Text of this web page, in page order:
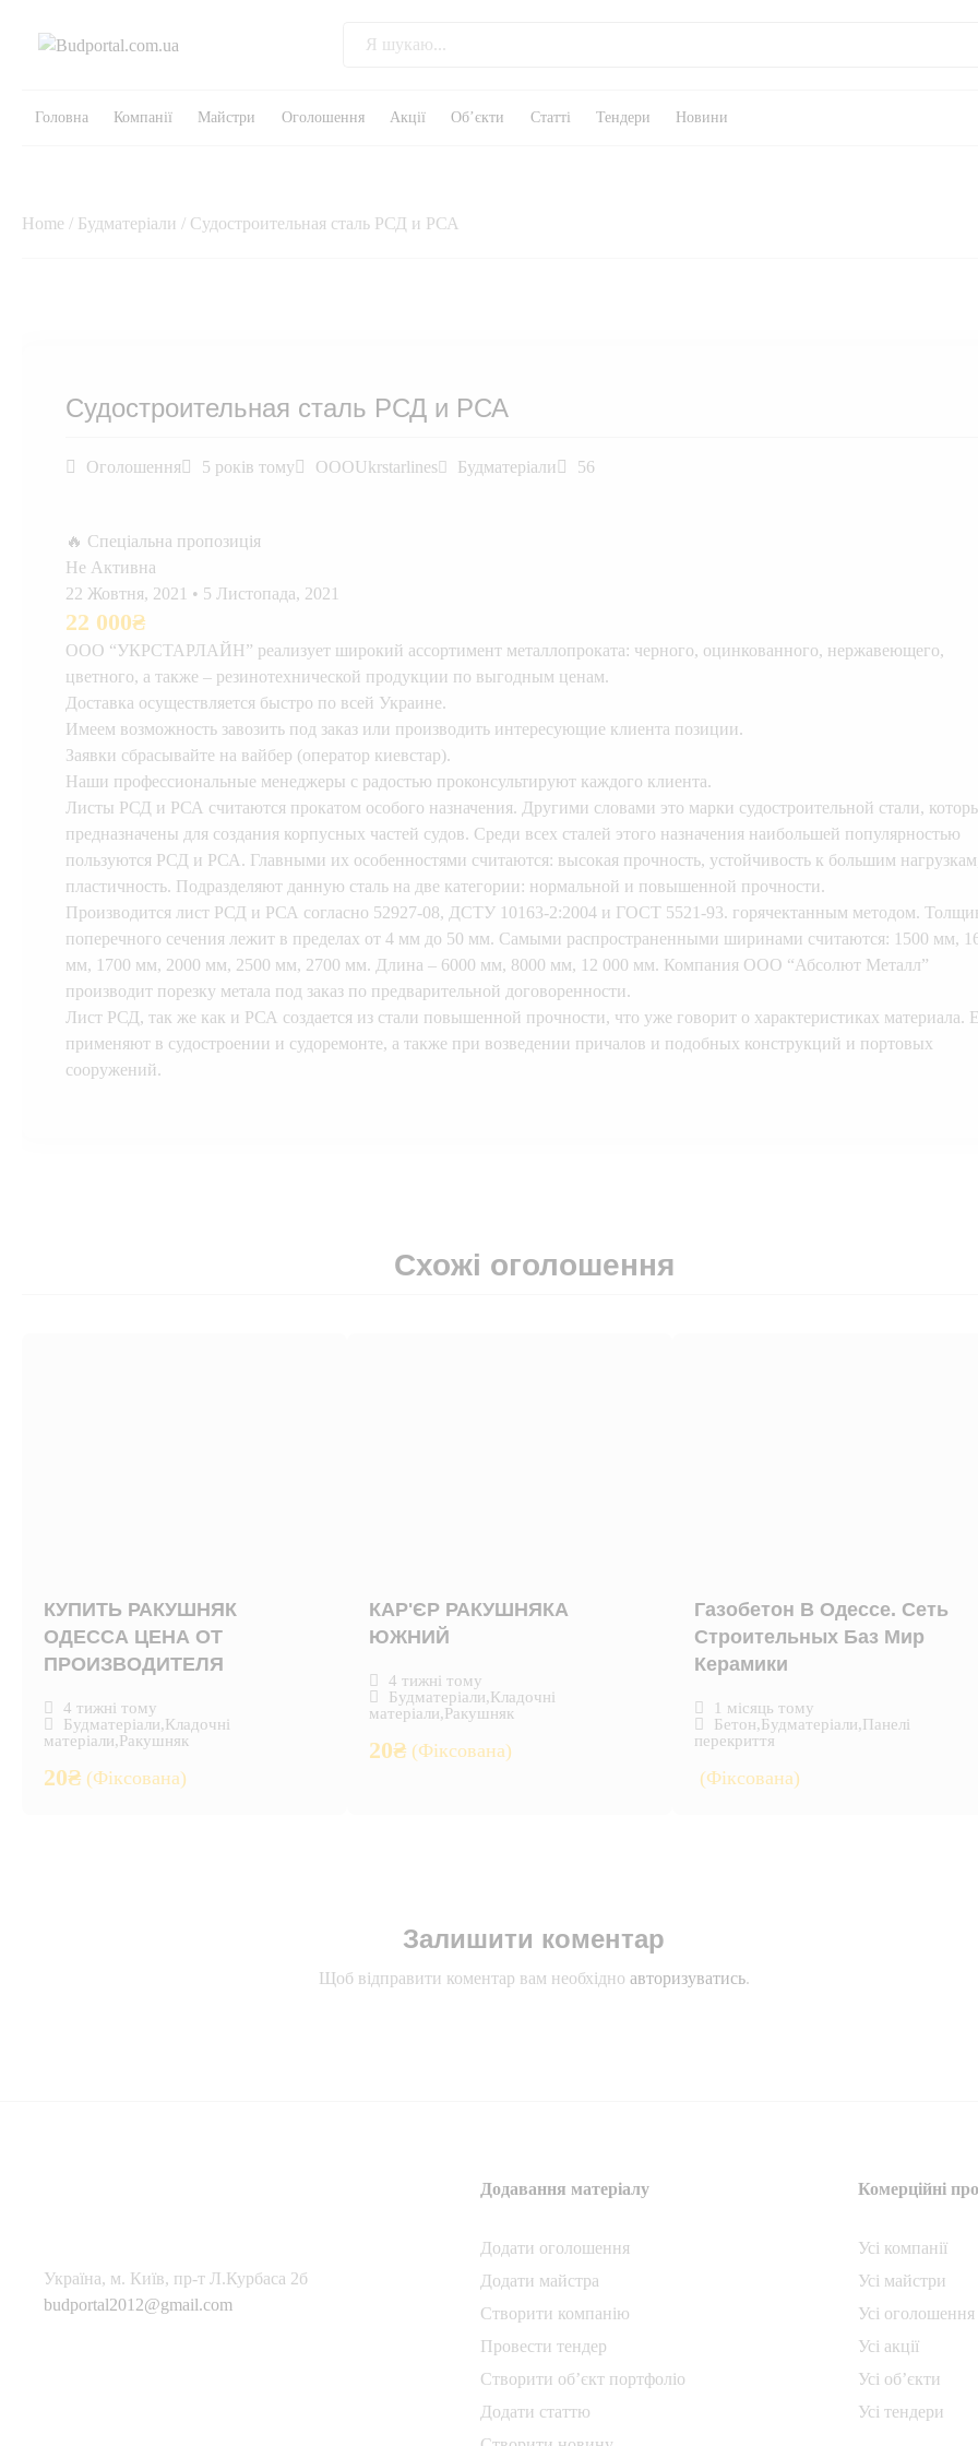
Головна Компанії Майстри Оголошення Акції Об’єкти Статті Тендери Новини
Home / Будматеріали / Судостроительная сталь РСД и РСА
Судостроительная сталь РСД и РСА
Оголошення 5 років тому OOOUkrstarlines Будматеріали 56
🔥 Спеціальна пропозиція
Не Активна
22 Жовтня, 2021 • 5 Листопада, 2021
22 000₴
ООО “УКРСТАРЛАЙН” реализует широкий ассортимент металлопроката: черного, оцинкованного, нержавеющего,
цветного, а также – резинотехнической продукции по выгодным ценам.
Доставка осуществляется быстро по всей Украине.
Имеем возможность завозить под заказ или производить интересующие клиента позиции.
Заявки сбрасывайте на вайбер (оператор киевстар).
Наши профессиональные менеджеры с радостью проконсультируют каждого клиента.
Листы РСД и РСА считаются прокатом особого назначения. Другими словами это марки судостроительной стали,
предназначены для создания корпусных частей судов. Среди всех сталей этого назначения наибольшей популярностью
пользуются РСД и РСА. Главными их особенностями считаются: высокая прочность, устойчивость к большим
пластичность. Подразделяют данную сталь на две категории: нормальной и повышенной прочности.
Производится лист РСД и РСА согласно 52927-08, ДСТУ 10163-2:2004 и ГОСТ 5521-93. горячектанным методом.
поперечного сечения лежит в пределах от 4 мм до 50 мм. Самыми распространенными ширинами считаются: 1500 мм,
мм, 1700 мм, 2000 мм, 2500 мм, 2700 мм. Длина – 6000 мм, 8000 мм, 12 000 мм. Компания ООО “Абсолют Металл”
производит порезку метала под заказ по предварительной договоренности.
Лист РСД, так же как и РСА создается из стали повышенной прочности, что уже говорит о характеристиках материала.
применяют в судостроении и судоремонте, а также при возведении причалов и подобных конструкций и портовых
сооружений.
Схожі оголошення
КУПИТЬ РАКУШНЯК
ОДЕССА ЦЕНА ОТ
ПРОИЗВОДИТЕЛЯ
4 тижні тому
Будматеріали,Кладочні
матеріали,Ракушняк
20₴ (Фіксована)
КАР'ЄР РАКУШНЯКА
ЮЖНИЙ
4 тижні тому
Будматеріали,Кладочні
матеріали,Ракушняк
20₴ (Фіксована)
Газобетон В Одессе. Сеть
Строительных Баз Мир
Керамики
1 місяць тому
Бетон,Будматеріали,Панелі
перекриття
(Фіксована)
Залишити коментар
Щоб відправити коментар вам необхідно авторизуватись.
Українa, м. Київ, пр-т Л.Курбаса 2б
budportal2012@gmail.com
Додавання матеріалу
Додати oголошення
Додати майстра
Створити компанiю
Провести тендер
Створити об’єкт портфоліо
Додати статтю
Комерційні
Усі компанії
Усі майстри
Усі оголошення
Усі акції
Усі об’єкти
Усі тендери